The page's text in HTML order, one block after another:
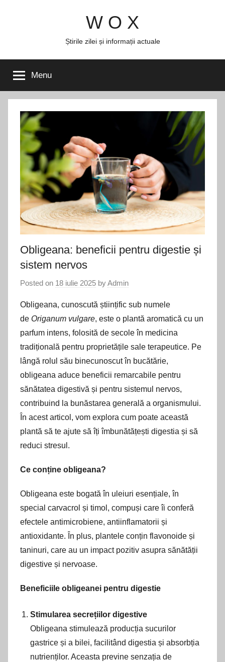
W O X
Știrile zilei și informații actuale
Menu
Obligeana: beneficii pentru digestie și
sistem nervos
Posted on 18 iulie 2025 byAdmin
Obligeana, cunoscută științific sub numele
de Origanum vulgare, este o plantă aromatică cu un
parfum intens, folosită de secole în medicina
tradițională pentru proprietățile sale terapeutice. Pe
lângă rolul său binecunoscut în bucătărie,
obligeana aduce beneficii remarcabile pentru
sănătatea digestivă și pentru sistemul nervos,
contribuind la bunăstarea generală a organismului.
În acest articol, vom explora cum poate această
plantă să te ajute să îți îmbunătățești digestia și să
reduci stresul.
Ce conține obligeana?
Obligeana este bogată în uleiuri esențiale, în
special carvacrol și timol, compuși care îi conferă
efectele antimicrobiene, antiinflamatorii și
antioxidante. În plus, plantele conțin flavonoide și
taninuri, care au un impact pozitiv asupra sănătății
digestive și nervoase.
Beneficiile obligeanei pentru digestie
Stimularea secrețiilor digestive
Obligeana stimulează producția sucurilor
gastrice și a bilei, facilitând digestia și absorbția
nutrienților. Aceasta previne senzația de